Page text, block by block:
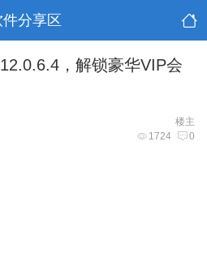
分享区
，解锁豪华VIP会
楼主
1724 0